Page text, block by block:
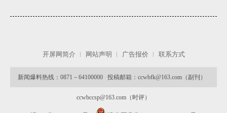
开屏网简介 网站声明 广告报价 联系方式
新闻爆料热线：0871－64100000 投稿邮箱：ccwbfk@163.com（副刊）
ccwbccsp@163.com（时评）